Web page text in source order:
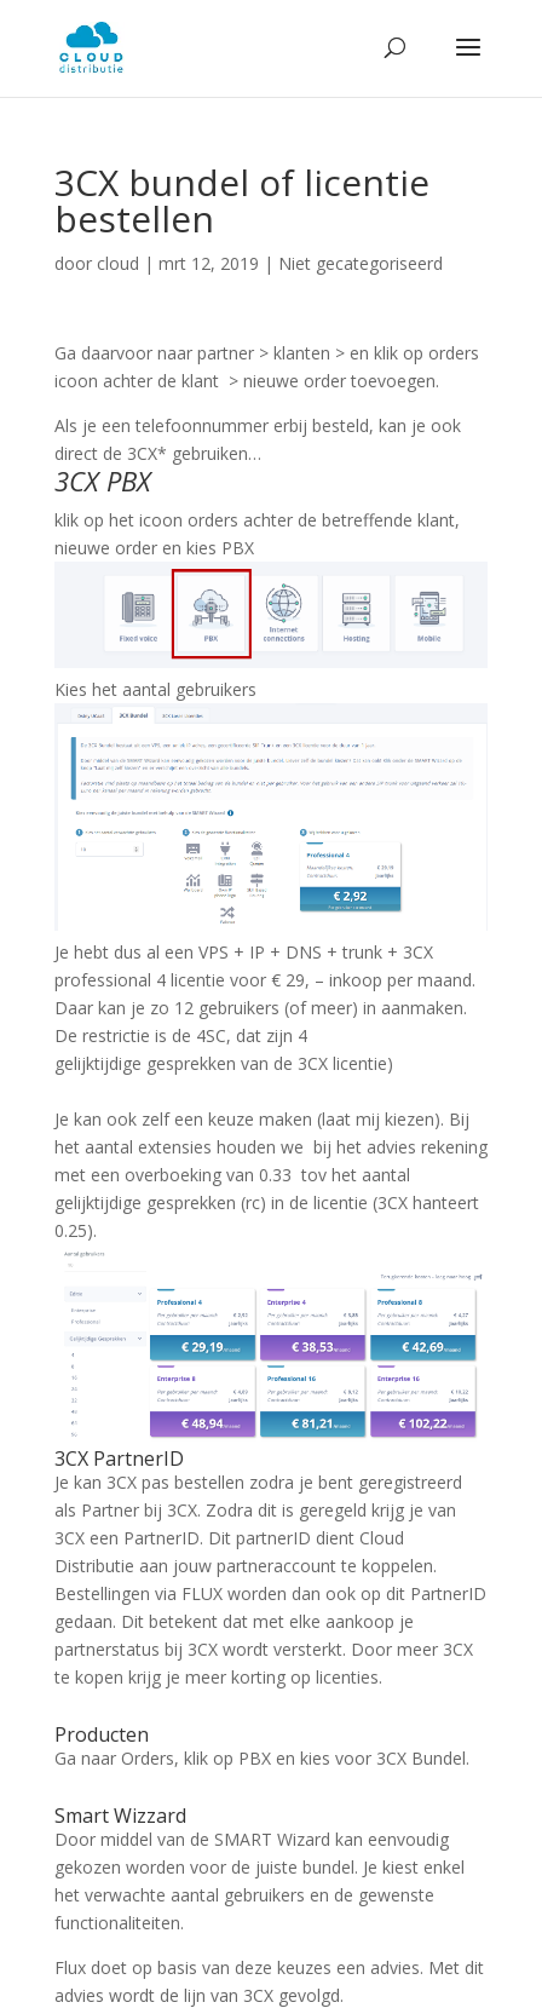
3CX bundel of licentie
bestellen
door cloud | mrt 12, 2019 | Niet gecategoriseerd
Ga daarvoor naar partner > klanten > en klik op orders
icoon achter de klant > nieuwe order toevoegen.
Als je een telefoonnummer erbij besteld, kan je ook
direct de 3CX* gebruiken…
3CX PBX
klik op het icoon orders achter de betreffende klant,
nieuwe order en kies PBX
Kies het aantal gebruikers
Je hebt dus al een VPS + IP + DNS + trunk + 3CX
professional 4 licentie voor € 29, – inkoop per maand.
Daar kan je zo 12 gebruikers (of meer) in aanmaken.
De restrictie is de 4SC, dat zijn 4
gelijktijdige gesprekken van de 3CX licentie)
Je kan ook zelf een keuze maken (laat mij kiezen). Bij
het aantal extensies houden we bij het advies rekening
met een overboeking van 0.33 tov het aantal
gelijktijdige gesprekken (rc) in de licentie (3CX hanteert
0.25).
3CX PartnerID
Je kan 3CX pas bestellen zodra je bent geregistreerd
als Partner bij 3CX. Zodra dit is geregeld krijg je van
3CX een PartnerID. Dit partnerID dient Cloud
Distributie aan jouw partneraccount te koppelen.
Bestellingen via FLUX worden dan ook op dit PartnerID
gedaan. Dit betekent dat met elke aankoop je
partnerstatus bij 3CX wordt versterkt. Door meer 3CX
te kopen krijg je meer korting op licenties.
Producten
Ga naar Orders, klik op PBX en kies voor 3CX Bundel.
Smart Wizzard
Door middel van de SMART Wizard kan eenvoudig
gekozen worden voor de juiste bundel. Je kiest enkel
het verwachte aantal gebruikers en de gewenste
functionaliteiten.
Flux doet op basis van deze keuzes een advies. Met dit
advies wordt de lijn van 3CX gevolgd.